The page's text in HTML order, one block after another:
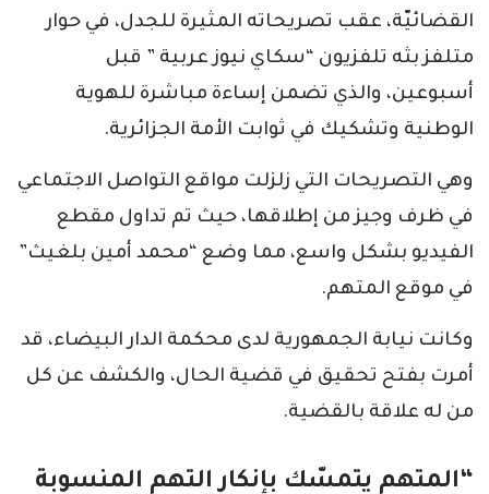
القضائيّة، عقب تصريحاته المثيرة للجدل، في حوار
متلفز بثه تلفزيون “سكاي نيوز عربية ” قبل
أسبوعين، والذي تضمن إساءة مباشرة للهوية
الوطنية وتشكيك في ثوابت الأمة الجزائرية.
وهي التصريحات التي زلزلت مواقع التواصل الاجتماعي
في ظرف وجيز من إطلاقها، حيث تم تداول مقطع
الفيديو بشكل واسع، مما وضع “محمد أمين بلغيث”
في موقع المتهم.
وكانت نيابة الجمهورية لدى محكمة الدار البيضاء، قد
أمرت بفتح تحقيق في قضية الحال، والكشف عن كل
من له علاقة بالقضية.
“المتهم يتمسّك بإنكار التهم المنسوبة